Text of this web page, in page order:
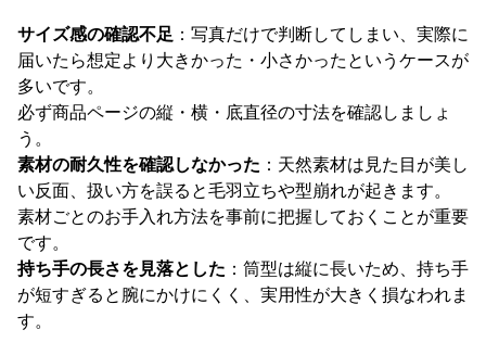
サイズ感の確認不足 ：写真だけで判断してしまい、実際に
届いたら想定より大きかった・小さかったというケースが
多いです。
必ず商品ページの縦・横・底直径の寸法を確認しましょ
う。
素材の耐久性を確認しなかった ：天然素材は見た目が美し
い反面、扱い方を誤ると毛羽立ちや型崩れが起きます。
素材ごとのお手入れ方法を事前に把握しておくことが重要
です。
持ち手の長さを見落とした ：筒型は縦に長いため、持ち手
が短すぎると腕にかけにくく、実用性が大きく損なわれま
す。